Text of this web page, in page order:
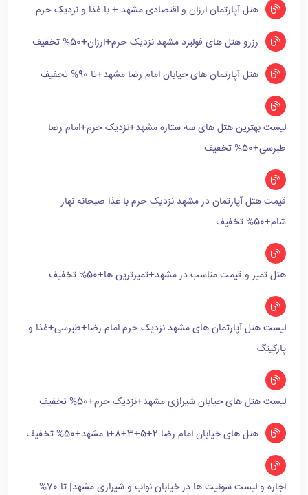
هتل آپارتمان ارزان و اقتصادی مشهد + با غذا و نزدیک حرم
رزرو هتل های فولبرد مشهد نزدیک حرم+ارزان+50% تخفیف
هتل آپارتمان های خیابان امام رضا مشهد+تا 90% تخفیف
لیست بهترین هتل های سه ستاره مشهد+نزدیک حرم+امام رضا
طبرسی+50% تخفیف
قیمت هتل آپارتمان در مشهد نزدیک حرم با غذا صبحانه نهار
شام+50% تخفیف
هتل تمیز و قیمت مناسب در مشهد+تمیزترین ها+50% تخفیف
لیست هتل آپارتمان های مشهد نزدیک حرم امام رضا+طبرسی+غذا و
پارکینگ
لیست هتل های خیابان شیرازی مشهد+نزدیک حرم+50% تخفیف
هتل های خیابان امام رضا 2+5+3+8+1 مشهد+50% تخفیف
اجاره و لیست سوئیت ها در خیابان نواب و شیرازی مشهد| تا 70%